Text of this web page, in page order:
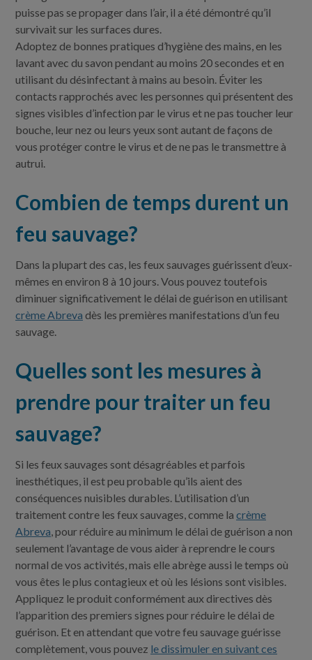
puisse pas se propager dans l’air, il a été démontré qu’il
survivait sur les surfaces dures.
Adoptez de bonnes pratiques d’hygiène des mains, en les
lavant avec du savon pendant au moins 20 secondes et en
utilisant du désinfectant à mains au besoin. Éviter les
contacts rapprochés avec les personnes qui présentent des
signes visibles d’infection par le virus et ne pas toucher leur
bouche, leur nez ou leurs yeux sont autant de façons de
vous protéger contre le virus et de ne pas le transmettre à
autrui.
Combien de temps durent un
feu sauvage?
Dans la plupart des cas, les feux sauvages guérissent d’eux-
mêmes en environ 8 à 10 jours. Vous pouvez toutefois
diminuer significativement le délai de guérison en utilisant
crème Abreva dès les premières manifestations d’un feu
sauvage.
Quelles sont les mesures à
prendre pour traiter un feu
sauvage?
Si les feux sauvages sont désagréables et parfois
inesthétiques, il est peu probable qu’ils aient des
conséquences nuisibles durables. L’utilisation d’un
traitement contre les feux sauvages, comme lacrème
Abreva , pour réduire au minimum le délai de guérison a non
seulement l’avantage de vous aider à reprendre le cours
normal de vos activités, mais elle abrège aussi le temps où
vous êtes le plus contagieux et où les lésions sont visibles.
Appliquez le produit conformément aux directives dès
l’apparition des premiers signes pour réduire le délai de
guérison. Et en attendant que votre feu sauvage guérisse
complètement, vous pouvez le dissimuler en suivant ces